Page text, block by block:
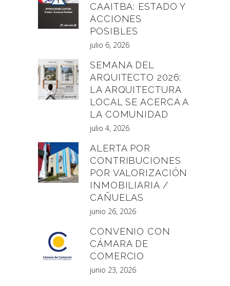
CAAITBA: ESTADO Y
ACCIONES
POSIBLES
julio 6, 2026
SEMANA DEL
ARQUITECTO 2026:
LA ARQUITECTURA
LOCAL SE ACERCA A
LA COMUNIDAD
julio 4, 2026
ALERTA POR
CONTRIBUCIONES
POR VALORIZACIÓN
INMOBILIARIA /
CAÑUELAS
junio 26, 2026
CONVENIO CON
CÁMARA DE
COMERCIO
junio 23, 2026